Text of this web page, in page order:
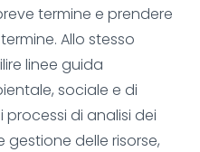
termine e prendere
Allo stesso
linee guida
sociale e di
di analisi dei
delle risorse,